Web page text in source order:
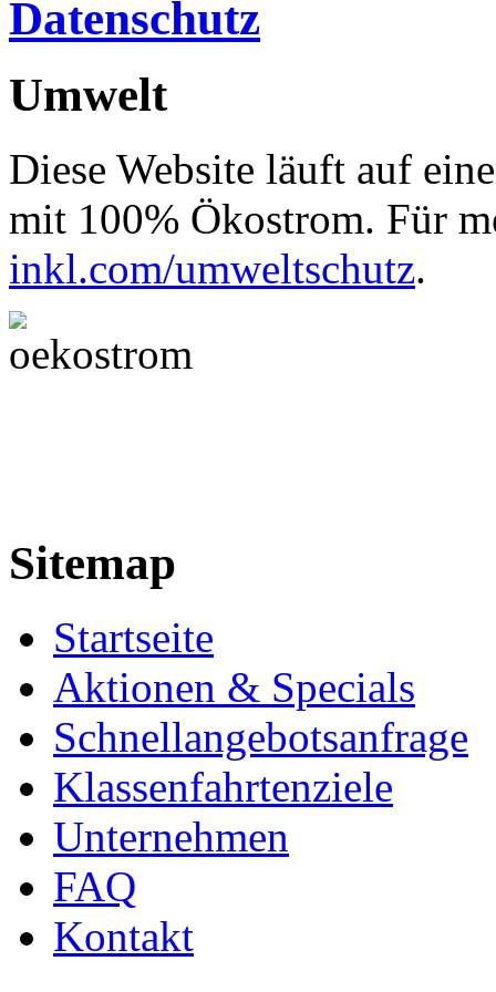
Datenschutz
Umwelt
Diese Website läuft auf
mit 100% Ökostrom. Für
inkl.com/umweltschutz.
Sitemap
Startseite
Aktionen & Specials
Schnellangebotsanfrage
Klassenfahrtenziele
Unternehmen
FAQ
Kontakt